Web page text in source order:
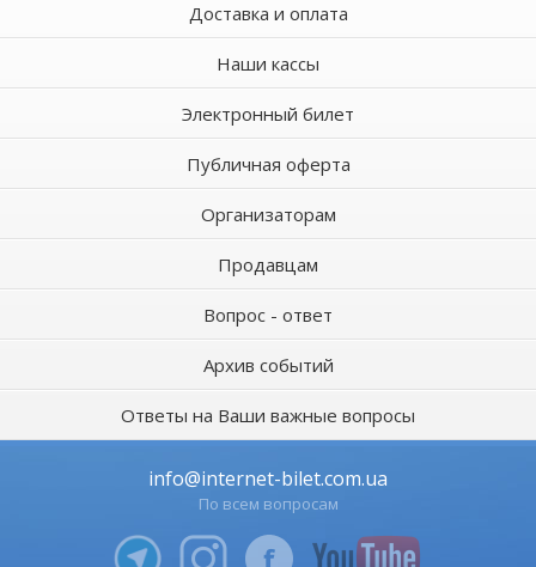
Доставка и оплата
Наши кассы
Электронный билет
Публичная оферта
Организаторам
Продавцам
Вопрос - ответ
Архив событий
Ответы на Ваши важные вопросы
info@internet-bilet.com.ua
По всем вопросам